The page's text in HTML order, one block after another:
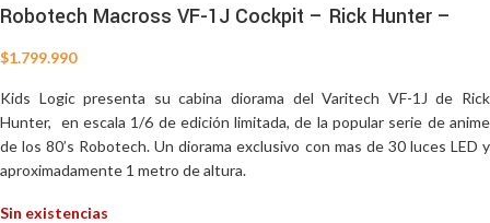
Robotech Macross VF-1J Cockpit – Rick Hunter –
$1.799.990
Kids Logic presenta su cabina diorama del Varitech VF-1J de Rick
Hunter, en escala 1/6 de edición limitada, de la popular serie de anime
de los 80’s Robotech. Un diorama exclusivo con mas de 30 luces LED y
aproximadamente 1 metro de altura.
Sin existencias